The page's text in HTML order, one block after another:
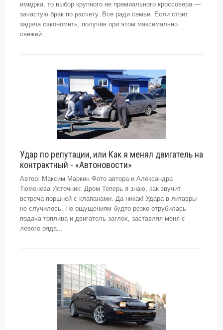
имиджа, то выбор крупного не премиального кроссовера —
зачастую брак по расчету. Все ради семьи. Если стоит
задача сэкономить, получив при этом максимально
свежий...
Удар по репутации, или Как я менял двигатель на
контрактный - «Автоновости»
Автор: Максим Маркин Фото автора и Александра
Тюменева Источник: Дром Теперь я знаю, как звучит
встреча поршней с клапанами. Да никак! Удара в литавры
не случилось. По ощущениям будто резко отрубилась
подача топлива и двигатель заглох, заставляя меня с
левого ряда...